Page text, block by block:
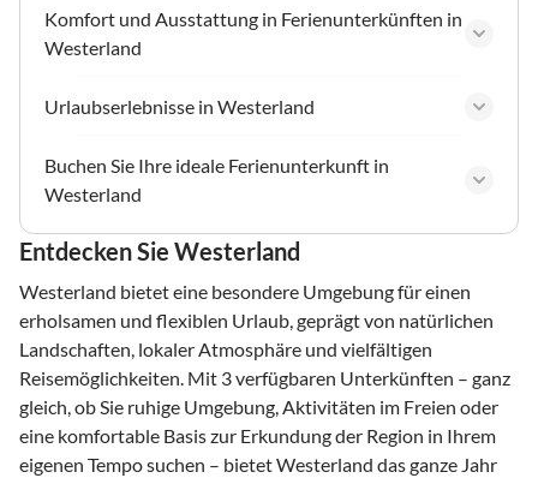
Komfort und Ausstattung in Ferienunterkünften in
Westerland
Urlaubserlebnisse in Westerland
Buchen Sie Ihre ideale Ferienunterkunft in
Westerland
Entdecken Sie Westerland
Westerland bietet eine besondere Umgebung für einen
erholsamen und flexiblen Urlaub, geprägt von natürlichen
Landschaften, lokaler Atmosphäre und vielfältigen
Reisemöglichkeiten. Mit 3 verfügbaren Unterkünften – ganz
gleich, ob Sie ruhige Umgebung, Aktivitäten im Freien oder
eine komfortable Basis zur Erkundung der Region in Ihrem
eigenen Tempo suchen – bietet Westerland das ganze Jahr